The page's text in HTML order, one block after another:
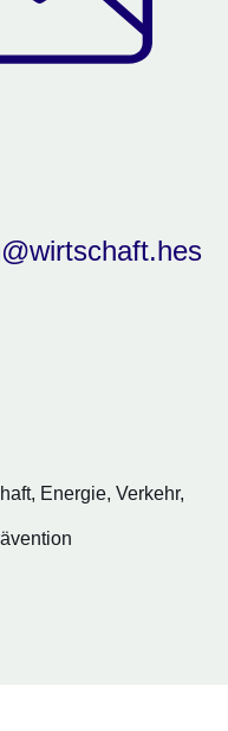
Energie, Verkehr,